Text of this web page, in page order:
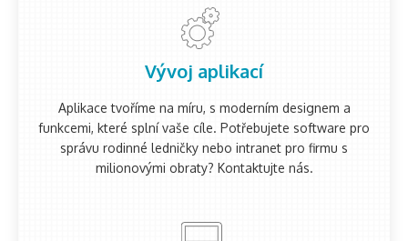
Vývoj aplikací
Aplikace tvoříme na míru, s moderním designem a
funkcemi, které splní vaše cíle. Potřebujete software pro
správu rodinné ledničky nebo intranet pro firmu s
milionovými obraty? Kontaktujte nás.